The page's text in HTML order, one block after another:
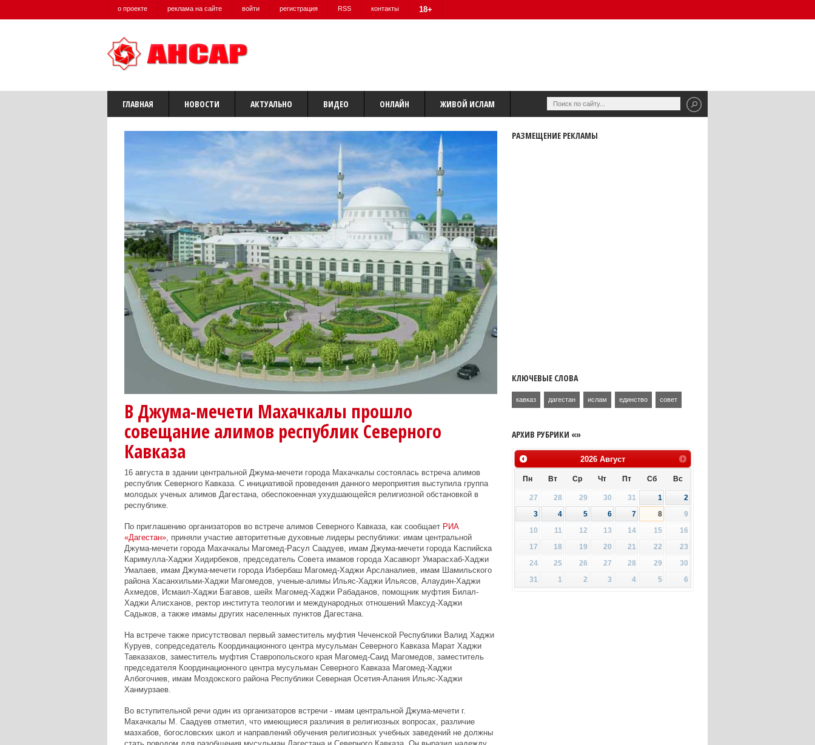
о проекте реклама на сайте войти регистрация RSS контакты 18+
ГЛАВНАЯ НОВОСТИ АКТУАЛЬНО ВИДЕО ОНЛАЙН ЖИВОЙ ИСЛАМ
В Джума-мечети Махачкалы прошло
совещание алимов республик Северного
Кавказа
16 августа в здании центральной Джума-мечети города Махачкалы состоялась встреча алимов
республик Северного Кавказа. С инициативой проведения данного мероприятия выступила группа
молодых ученых алимов Дагестана, обеспокоенная ухудшающейся религиозной обстановкой в
республике.
По приглашению организаторов во встрече алимов Северного Кавказа, как сообщает РИА
«Дагестан», приняли участие авторитетные духовные лидеры республики: имам центральной
Джума-мечети города Махачкалы Магомед-Расул Саадуев, имам Джума-мечети города Каспийска
Каримулла-Хаджи Хидирбеков, председатель Совета имамов города Хасавюрт Умарасхаб-Хаджи
Умалаев, имам Джума-мечети города Избербаш Магомед-Хаджи Арсланалиев, имам Шамильского
района Хасанхильми-Хаджи Магомедов, ученые-алимы Ильяс-Хаджи Ильясов, Алаудин-Хаджи
Ахмедов, Исмаил-Хаджи Багавов, шейх Магомед-Хаджи Рабаданов, помощник муфтия Билал-
Хаджи Алисханов, ректор института теологии и международных отношений Максуд-Хаджи
Садыков, а также имамы других населенных пунктов Дагестана.
На встрече также присутствовал первый заместитель муфтия Чеченской Республики Валид Хаджи
Куруев, сопредседатель Координационного центра мусульман Северного Кавказа Марат Хаджи
Тавказахов, заместитель муфтия Ставропольского края Магомед-Саид Магомедов, заместитель
председателя Координационного центра мусульман Северного Кавказа Магомед-Хаджи
Албогочиев, имам Моздокского района Республики Северная Осетия-Алания Ильяс-Хаджи
Ханмурзаев.
Во вступительной речи один из организаторов встречи - имам центральной Джума-мечети г.
Махачкалы М. Саадуев отметил, что имеющиеся различия в религиозных вопросах, различие
мазхабов, богословских школ и направлений обучения религиозных учебных заведений не должны
РАЗМЕЩЕНИЕ РЕКЛАМЫ
КЛЮЧЕВЫЕ СЛОВА
кавказ дагестан ислам единство совет
АРХИВ РУБРИКИ «»
2026 Август
Пн Вт Ср Чт Пт Сб Вс
27 28 29 30 31 1
2
3
4 5 6 7 8
9
10
11 12 13 14 15
16
17
18 19 20 21 22
23
24
25 26 27 28 29
30
31
1 2 3 4 5 6